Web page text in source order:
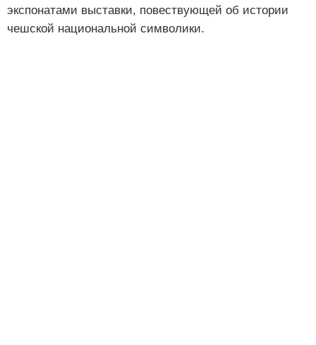
экспонатами выставки, повествующей об истории
чешской национальной символики.